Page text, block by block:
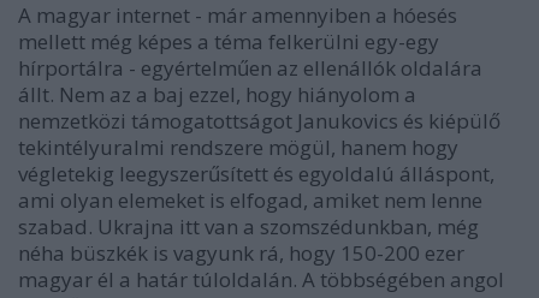
A magyar internet - már amennyiben a hóesés
mellett még képes a téma felkerülni egy-egy
hírportálra - egyértelműen az ellenállók oldalára
állt. Nem az a baj ezzel, hogy hiányolom a
nemzetközi támogatottságot Janukovics és kiépülő
tekintélyuralmi rendszere mögül, hanem hogy
végletekig leegyszerűsített és egyoldalú álláspont,
ami olyan elemeket is elfogad, amiket nem lenne
szabad. Ukrajna itt van a szomszédunkban, még
néha büszkék is vagyunk rá, hogy 150-200 ezer
magyar él a határ túloldalán. A többségében angol